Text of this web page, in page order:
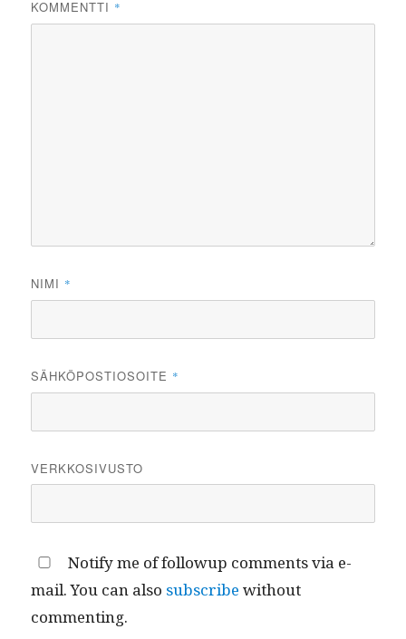
KOMMENTTI *
NIMI *
SÄHKÖPOSTIOSOITE *
VERKKOSIVUSTO
Notify me of followup comments via e-
mail. You can also subscribe without
commenting.